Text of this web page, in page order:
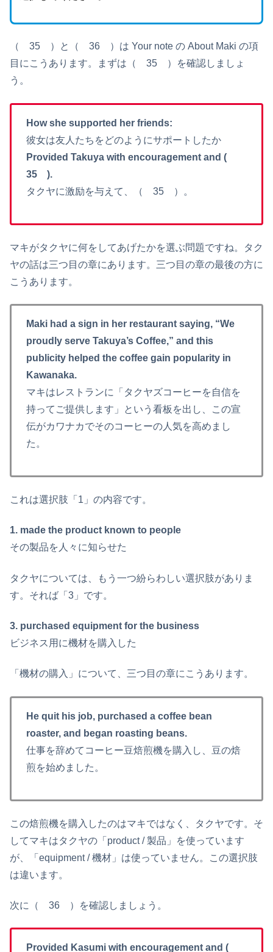
（ 35 ）と（ 36 ）は Your note の About Maki の項
目にこうあります。まずは（ 35 ）を確認しましょ
う。
How she supported her friends:
彼女は友人たちをどのようにサポートしたか
Provided Takuya with encouragement and (
35 ).
タクヤに激励を与えて、（ 35 ）。
マキがタクヤに何をしてあげたかを選ぶ問題ですね。タク
ヤの話は三つ目の章にあります。三つ目の章の最後の方に
こうあります。
Maki had a sign in her restaurant saying, “We
proudly serve Takuya’s Coffee,” and this
publicity helped the coffee gain popularity in
Kawanaka.
マキはレストランに「タクヤズコーヒーを自信を
持ってご提供します」という看板を出し、この宣
伝がカワナカでそのコーヒーの人気を高めまし
た。
これは選択肢「1」の内容です。
1. made the product known to people
その製品を人々に知らせた
タクヤについては、もう一つ紛らわしい選択肢がありま
す。それば「3」です。
3. purchased equipment for the business
ビジネス用に機材を購入した
「機材の購入」について、三つ目の章にこうあります。
He quit his job, purchased a coffee bean
roaster, and began roasting beans.
仕事を辞めてコーヒー豆焙煎機を購入し、豆の焙
煎を始めました。
この焙煎機を購入したのはマキではなく、タクヤです。そ
してマキはタクヤの「product / 製品」を使っています
が、「equipment / 機材」は使っていません。この選択肢
は違います。
次に（ 36 ）を確認しましょう。
Provided Kasumi with encouragement and (